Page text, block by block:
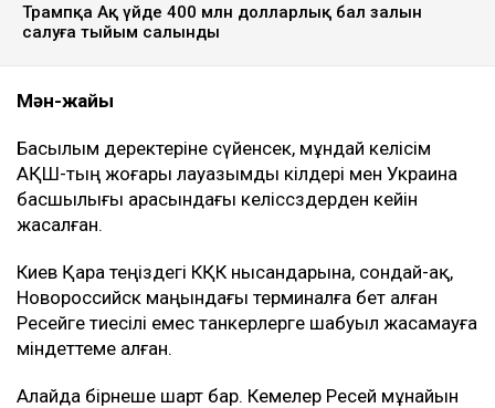
Трампқа Ақ үйде 400 млн долларлық бал залын
салуға тыйым салынды
Мән-жайы
Басылым деректеріне сүйенсек, мұндай келісім
АҚШ-тың жоғары лауазымды өкілдері мен Украина
басшылығы арасындағы келіссөздерден кейін
жасалған.
Киев Қара теңіздегі КҚК нысандарына, сондай-ақ,
Новороссийск маңындағы терминалға бет алған
Ресейге тиесілі емес танкерлерге шабуыл жасамауға
міндеттеме алған.
Алайда бірнеше шарт бар. Кемелер Ресей мұнайын